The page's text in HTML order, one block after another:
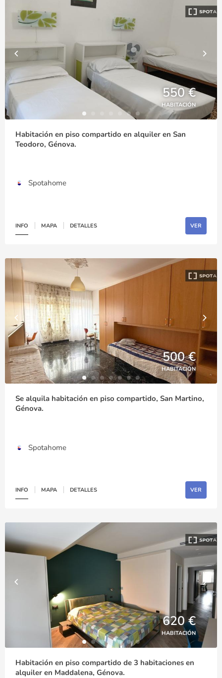
550 €
HABITACIÓN
Habitación en piso compartido en alquiler en San
Teodoro, Génova.
Spotahome
INFO MAPA DETALLES VER
500 €
HABITACIÓN
Se alquila habitación en piso compartido, San Martino,
Génova.
Spotahome
INFO MAPA DETALLES VER
620 €
HABITACIÓN
Habitación en piso compartido de 3 habitaciones en
alquiler en Maddalena, Génova.